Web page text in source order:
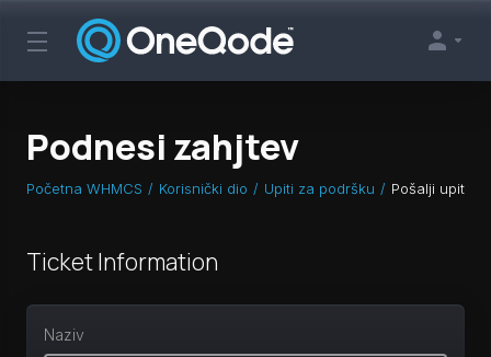
Podnesi zahjtev
Početna WHMCS Korisnički dio Upiti za podršku Pošalji upit
Ticket Information
Naziv